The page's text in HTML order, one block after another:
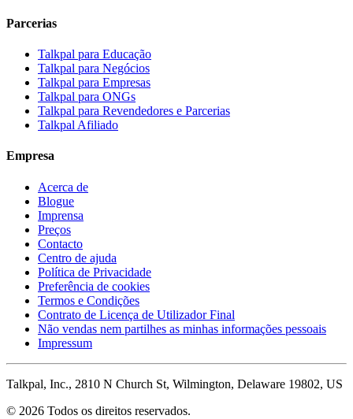
Parcerias
Talkpal para Educação
Talkpal para Negócios
Talkpal para Empresas
Talkpal para ONGs
Talkpal para Revendedores e Parcerias
Talkpal Afiliado
Empresa
Acerca de
Blogue
Imprensa
Preços
Contacto
Centro de ajuda
Política de Privacidade
Preferência de cookies
Termos e Condições
Contrato de Licença de Utilizador Final
Não vendas nem partilhes as minhas informações pessoais
Impressum
Talkpal, Inc., 2810 N Church St, Wilmington, Delaware 19802, US
© 2026 Todos os direitos reservados.